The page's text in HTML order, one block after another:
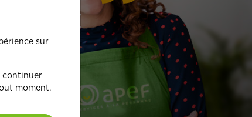
!
sur
continuer
moment.